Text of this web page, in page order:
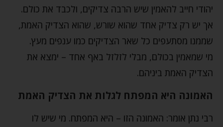
יהודי חייב להאמין שיש הרבה צדיקים, ולכבד את כולם.
אך יש רק צדיק אחד שהוא שורש, שהוא הצדיק האמת,
שממנו מסתעפים כל שאר הצדיקים כמו ענפים מעץ.
מי שמאמין בכולם, מבלי לזלזל באף אחד – ימצא את
הצדיק האמת ביניהם.
האמונה היא המפתח לגלות את הצדיק האמת
רבי נתן אומר: האמונה הזו – היא המפתח. מי שיש לו